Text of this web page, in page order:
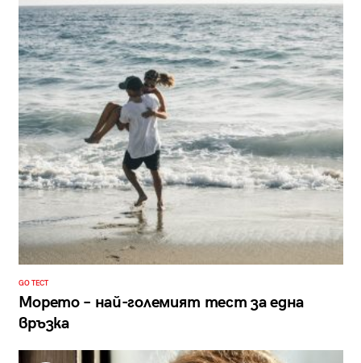
GO ТЕСТ
Морето – най-големият тест за една
връзка